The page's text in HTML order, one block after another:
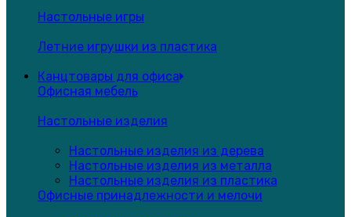
Настольные игры
Летние игрушки из пластика
Канцтовары для офиса
Офисная мебель
Настольные изделия
Настольные изделия из дерева
Настольные изделия из металла
Настольные изделия из пластика
Офисные принадлежности и мелочи